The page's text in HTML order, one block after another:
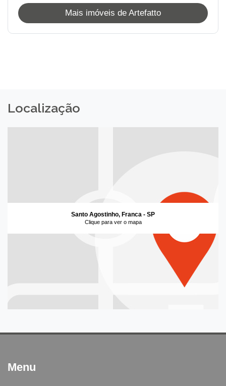
Mais imóveis de Artefatto
Localização
Santo Agostinho, Franca - SP
Clique para ver o mapa
Menu